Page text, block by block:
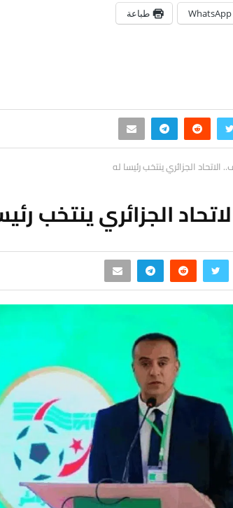
WhatsApp طباعة
الاتحاد الجزائري ينتخب رئيسا له
الجزائري ينتخب